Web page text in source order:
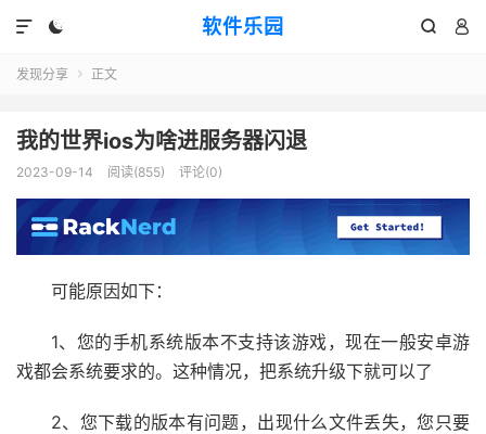
软件乐园 
 

发现分享  正文
我的世界ios为啥进服务器闪退
2023-09-14 阅读(855) 评论(0)
可能原因如下：
1、您的手机系统版本不支持该游戏，现在一般安卓游
戏都会系统要求的。这种情况，把系统升级下就可以了
2、您下载的版本有问题，出现什么文件丢失，您只要